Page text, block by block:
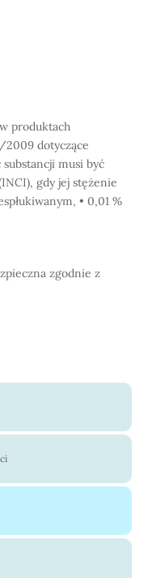
produktach
2009 dotyczące
musi być
gdy jej stężenie
• 0,01 %
zgodnie z